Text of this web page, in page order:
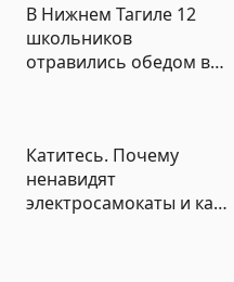
В Нижнем Тагиле 12
школьников
отравились обедом в
Катитесь. Почему
ненавидят
электросамокаты и как